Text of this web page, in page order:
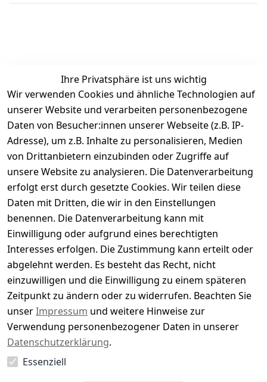
Kundenbewertungen
Durchschnittliche Bewertung
0
Basierend auf 0 Bewertung(en)
Bewertung abgeben
5
( 0 )
4
( 0 )
3
( 0 )
2
( 0 )
1
( 0 )
Es hat noch niemand eine Bewertung für diesen
Artikel abgegeben
Ihre Privatsphäre ist uns wichtig
Wir verwenden Cookies und ähnliche Technologien auf
unserer Website und verarbeiten personenbezogene
Daten von Besucher:innen unserer Webseite (z.B. IP-
Adresse), um z.B. Inhalte zu personalisieren, Medien
von Drittanbietern einzubinden oder Zugriffe auf
unsere Website zu analysieren. Die Datenverarbeitung
erfolgt erst durch gesetzte Cookies. Wir teilen diese
Daten mit Dritten, die wir in den Einstellungen
benennen. Die Datenverarbeitung kann mit
Einwilligung oder aufgrund eines berechtigten
Interesses erfolgen. Die Zustimmung kann erteilt oder
abgelehnt werden. Es besteht das Recht, nicht
einzuwilligen und die Einwilligung zu einem späteren
Zeitpunkt zu ändern oder zu widerrufen. Beachten Sie
unserImpressum und weitere Hinweise zur
Verwendung personenbezogener Daten in unserer
Datenschutzerklärung.
Essenziell